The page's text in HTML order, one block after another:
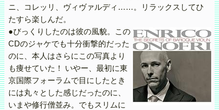
ニ、コレッリ、ヴィヴァルディ……。リラックスしてひ
たすら楽しんだ。
●びっくりしたのは彼の風貌。この
CDのジャケでも十分衝撃的だった
のに、本人はさらにこの写真より
も痩せていた！ いやー、最初に東
京国際フォーラムで目にしたとき
には丸々とした感じだったのに、
いまや修行僧並み。でもスリムに